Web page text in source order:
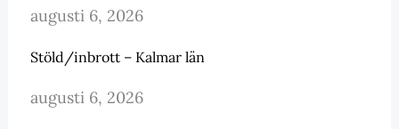
augusti 6, 2026
Stöld/inbrott – Kalmar län
augusti 6, 2026